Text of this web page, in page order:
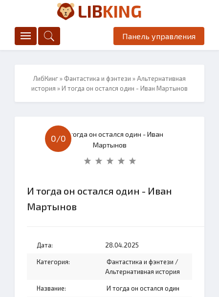
LIBKING
Панель управления
ЛибКинг» Фантастика и фэнтези » Альтернативная
история » И тогда он остался один - Иван Мартынов
0/0
И тогда он остался один - Иван
Мартынов
Дата: 28.04.2025
Категория: Фантастика и фэнтези /
Альтернативная история
Название: И тогда он остался один